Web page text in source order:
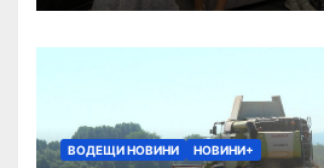
ВОДЕЩИ НОВИНИ НОВИНИ+